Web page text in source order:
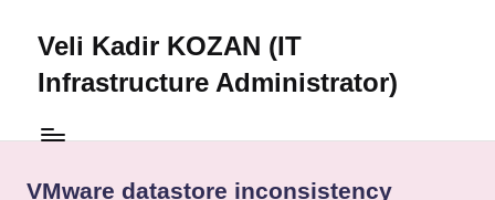
Veli Kadir KOZAN (IT
Infrastructure Administrator)
VMware datastore inconsistency